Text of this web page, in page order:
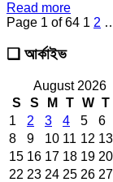
Read more
Page 1 of 64 1 2
❑ আর্কাইভ
August 2026
S
S M T W T
1
2 3 4 5 6
8
9 10 11 12 13
15 16 17 18 19 20
22 23 24 25 26 27